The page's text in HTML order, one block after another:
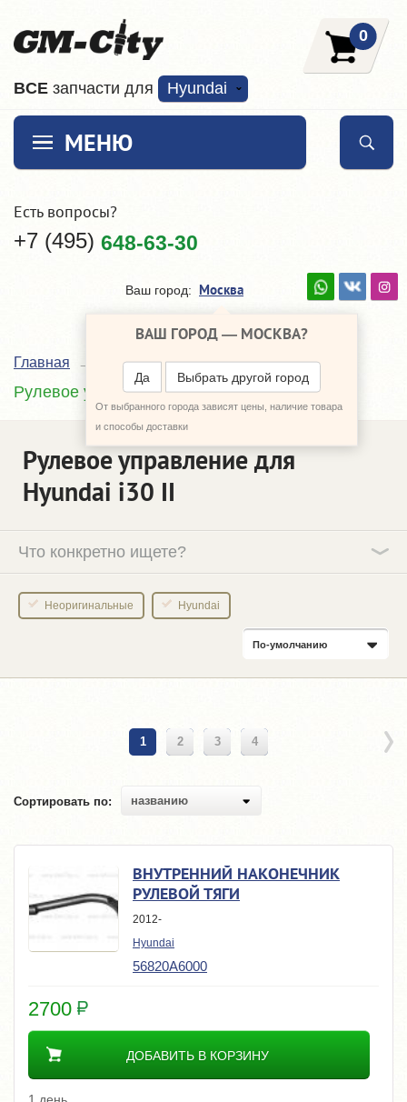
ВCE запчасти для Hyundai
0
МЕНЮ
Есть вопросы?
+7 (495) 648-63-30
Ваш город: Москва
ВАШ ГОРОД — МОСКВА?
Да Выбрать другой город
От выбранного города зависят цены, наличие товара
и способы доставки
Главная Каталог Hyundai i30 II
Рулевое управление
Рулевое управление для
Hyundai i30 II
Что конкретно ищете?
Неоригинальные Hyundai
По-умолчанию
1 2 3 4
Сортировать по: названию
ВНУТРЕННИЙ НАКОНЕЧНИК
РУЛЕВОЙ ТЯГИ
2012-
Hyundai
56820A6000
2700
ДОБАВИТЬ В КОРЗИНУ